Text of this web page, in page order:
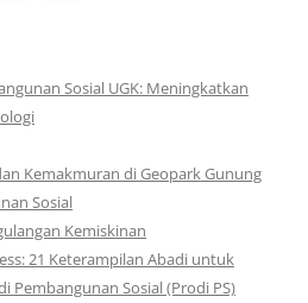
Sosial UGK: Meningkatkan
Kemakmuran di Geopark Gunung
Sosial
Kemiskinan
21 Keterampilan Abadi untuk
Pembangunan Sosial (Prodi PS)